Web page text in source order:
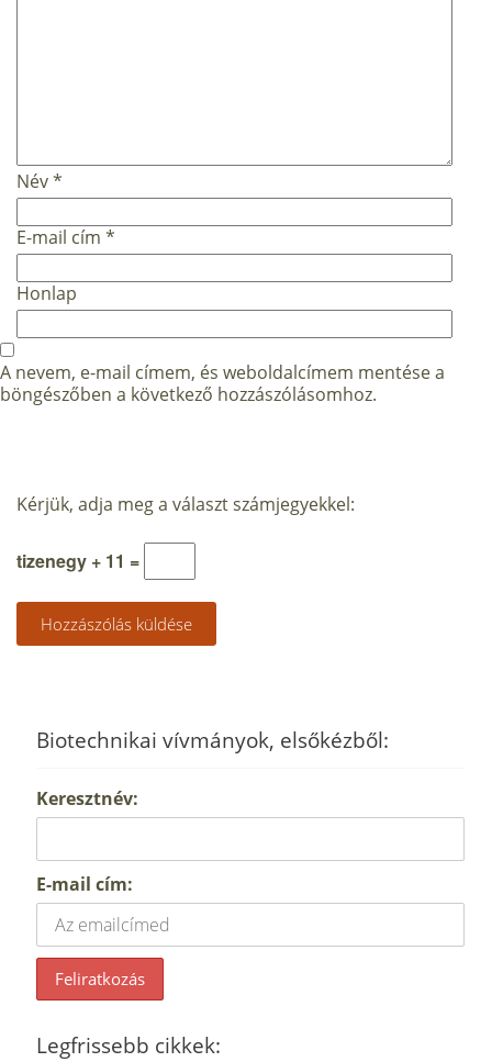
Név*
E-mail cím *
Honlap
A nevem, e-mail címem, és weboldalcímem mentése a
böngészőben a következő hozzászólásomhoz.
Kérjük, adja meg a választ számjegyekkel:
tizenegy + 11 =
Biotechnikai vívmányok, elsőkézből:
Keresztnév:
E-mail cím:
Legfrissebb cikkek: